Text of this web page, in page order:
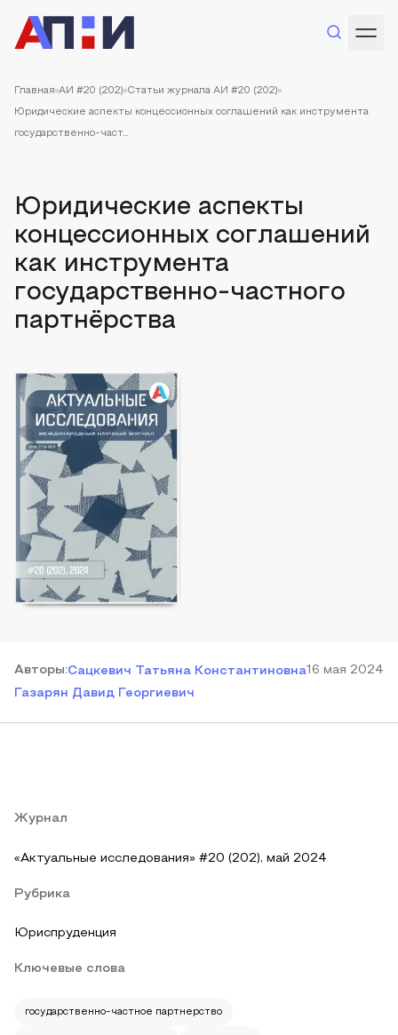
Главная АИ #20 (202) Статьи журнала АИ #20 (202)
Юридические аспекты концессионных соглашений как инструмента
государственно-част...
Юридические аспекты
концессионных соглашений
как инструмента
государственно-частного
партнёрства
Авторы:Сацкевич Татьяна Константиновна
Газарян Давид Георгиевич
16 мая 2024
Журнал
«Актуальные исследования» #20 (202), май 2024
Рубрика
Юриспруденция
Ключевые слова
государственно-частное партнерство